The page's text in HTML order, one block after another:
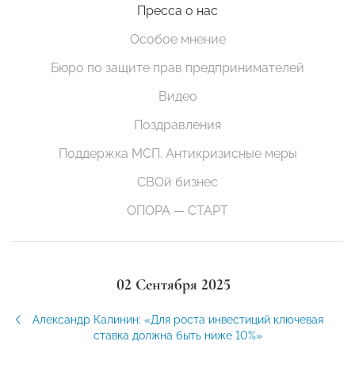
Пресса о нас
Особое мнение
Бюро по защите прав предпринимателей
Видео
Поздравления
Поддержка МСП. Антикризисные меры
СВОй бизнес
ОПОРА — СТАРТ
02 Сентября 2025
Александр Калинин: «Для роста инвестиций ключевая
ставка должна быть ниже 10%»